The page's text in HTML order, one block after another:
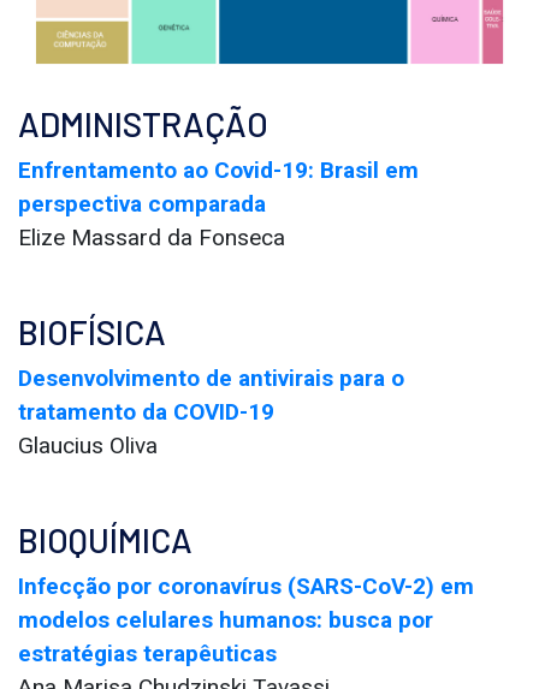
ADMINISTRAÇÃO
Enfrentamento ao Covid-19: Brasil em
perspectiva comparada
Elize Massard da Fonseca
BIOFÍSICA
Desenvolvimento de antivirais para o
tratamento da COVID-19
Glaucius Oliva
BIOQUÍMICA
Infecção por coronavírus (SARS-CoV-2) em
modelos celulares humanos: busca por
estratégias terapêuticas